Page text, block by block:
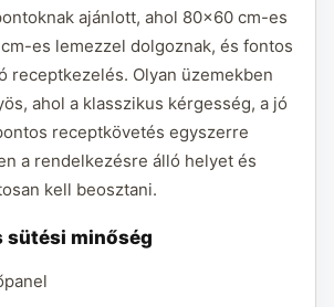
ajánlott, ahol 80x60 cm-es
es lemezzel dolgoznak, és fontos
receptkezelés. Olyan üzemekben
ahol a klasszikus kérgesség, a jó
receptkövetés egyszerre
a rendelkezésre álló helyet és
kell beosztani.
sütési minőség